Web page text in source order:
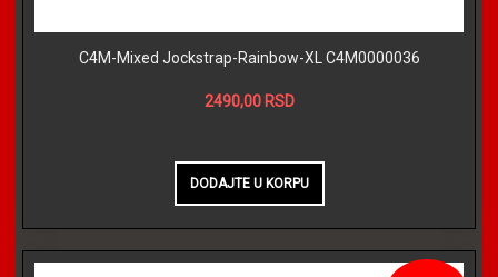
C4M-Mixed Jockstrap-Rainbow-XL C4M0000036
2490,00 RSD